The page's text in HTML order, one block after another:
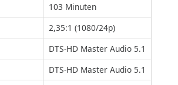
103 Minuten
2,35:1 (1080/24p)
DTS-HD Master Audio 5.1
DTS-HD Master Audio 5.1